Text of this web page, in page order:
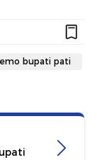
bupati pati